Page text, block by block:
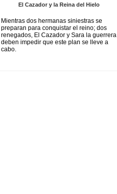
El Cazador y la Reina del Hielo
Mientras dos hermanas siniestras se
preparan para conquistar el reino; dos
renegados, El Cazador y Sara la guerrera
deben impedir que este plan se lleve a
cabo.